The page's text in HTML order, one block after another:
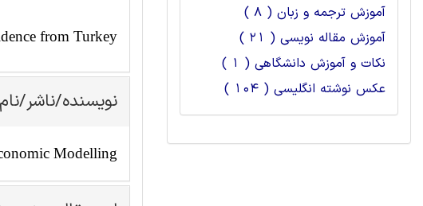
from Turkey
نویسنده/ناشر/
Modelling
آموزش ترجمه و زبان ( 8 )
آموزش مقاله نویسی ( 21 )
نکات و آموزش دانشگاهی ( 1 )
عکس نوشته انگلیسی ( 104 )